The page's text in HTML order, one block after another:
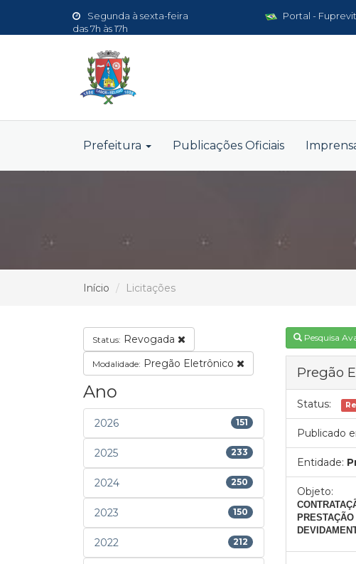
Segunda à sexta-feira
das 7h às 17h
Portal - Fuprevit
Prefeitura Publicações Oficiais
Início Licitações
Status: Revogada
Modalidade: Pregão Eletrônico
Ano
2026 151
2025 233
2024 250
2023 150
2022 212
Pesquisa
Pregão
Status:
Publicado
Entidade:
Objeto: